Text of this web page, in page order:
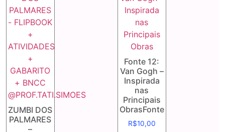
ZUMBI DOS
PALMARES
–
Fonte 12:
Van Gogh –
Inspirada
nas
Principais
ObrasFonte
R$10,00